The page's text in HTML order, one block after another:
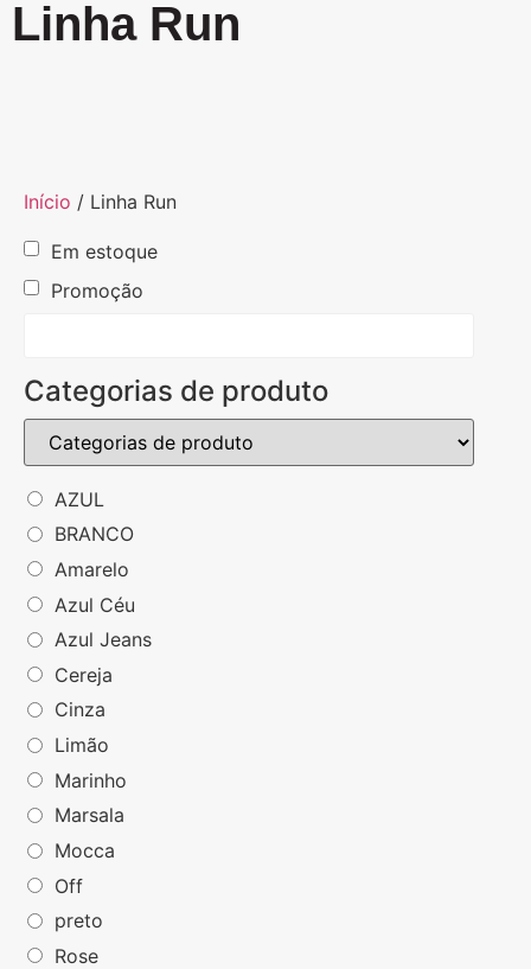
Linha Run
Início / Linha Run
Em estoque
Promoção
Categorias de produto
AZUL
BRANCO
Amarelo
Azul Céu
Azul Jeans
Cereja
Cinza
Limão
Marinho
Marsala
Mocca
Off
preto
Rose